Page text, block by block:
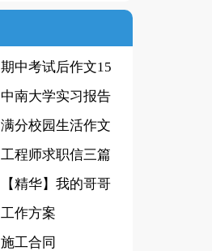
期中考试后作文15
篇
中南大学实习报告
满分校园生活作文
汇总八篇
工程师求职信三篇
【精华】我的哥哥
写人作文三篇
工作方案
施工合同